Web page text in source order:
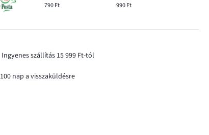
790 Ft 990 Ft
Ingyenes szállítás 15 999 Ft-tól
100 nap a visszaküldésre